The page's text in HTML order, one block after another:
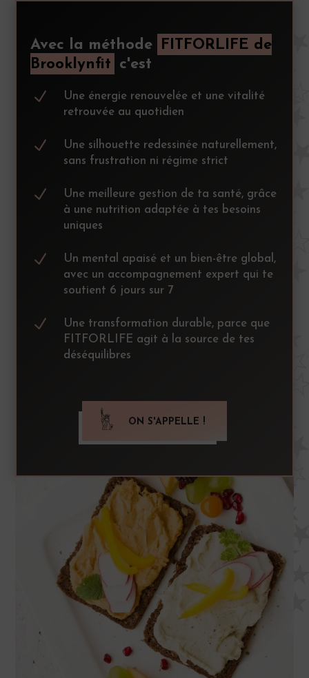
Avec la méthode
FITFORLIFE de
Brooklynfit
c'est
N
Une énergie renouvelée et une vitalité
retrouvée au quotidien
N
Une silhouette redessinée naturellement,
sans frustration ni régime strict
N
Une meilleure gestion de ta santé, grâce
à une nutrition adaptée à tes besoins
uniques
N
Un mental apaisé et un bien-être global,
avec un accompagnement expert qui te
soutient 6 jours sur 7
N
Une transformation durable, parce que
FITFORLIFE agit à la source de tes
déséquilibres
ON S'APPELLE !